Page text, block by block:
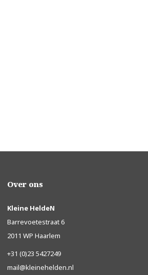
Over ons
Kleine HeldeN
Barrevoetestraat 6
2011 WP Haarlem
+31 (0)23 5427249
mail@kleinehelden.nl